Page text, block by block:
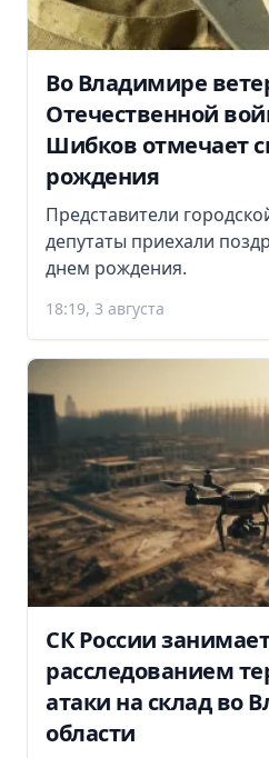
Во Владимире
Отечественной
Шибков отмечает
рождения
Представители
депутаты приехали
днем рождения.
18:19, 3 августа
СК России
расследованием
атаки на склад во
области